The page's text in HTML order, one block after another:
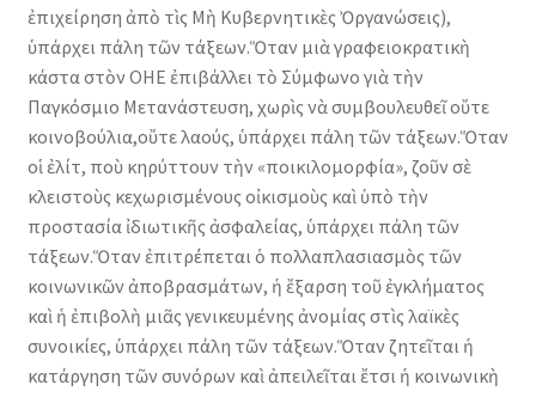
ἐπιχείρηση ἀπὸ τὶς Μὴ Κυβερνητικὲς Ὀργανώσεις),
ὑπάρχει πάλη τῶν τάξεων.Ὅταν μιὰ γραφειοκρατικὴ
κάστα στὸν ΟΗΕ ἐπιβάλλει τὸ Σύμφωνο γιὰ τὴν
Παγκόσμιο Μετανάστευση, χωρὶς νὰ συμβουλευθεῖ οὔτε
κοινοβούλια,οὔτε λαούς, ὑπάρχει πάλη τῶν τάξεων.Ὅταν
οἱ ἐλίτ, ποὺ κηρύττουν τὴν «ποικιλομορφία», ζοῦν σὲ
κλειστοὺς κεχωρισμένους οἰκισμοὺς καὶ ὑπὸ τὴν
προστασία ἰδιωτικῆς ἀσφαλείας, ὑπάρχει πάλη τῶν
τάξεων.Ὅταν ἐπιτρέπεται ὁ πολλαπλασιασμὸς τῶν
κοινωνικῶν ἀποβρασμάτων, ἡ ἔξαρση τοῦ ἐγκλήματος
καὶ ἡ ἐπιβολὴ μιᾶς γενικευμένης ἀνομίας στὶς λαϊκὲς
συνοικίες, ὑπάρχει πάλη τῶν τάξεων.Ὅταν ζητεῖται ἡ
κατάργηση τῶν συνόρων καὶ ἀπειλεῖται ἔτσι ἡ κοινωνικὴ